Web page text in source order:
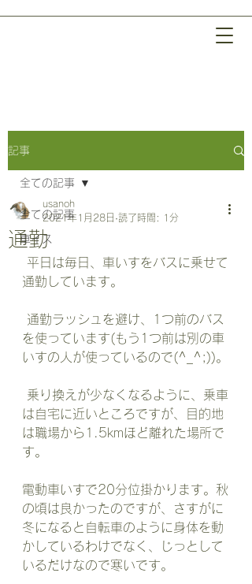
記事
全ての記事
車イス
全ての記事
通勤
usanoh
2021年1月28日 読了時間: 1分
通勤しています。
を使っています(もう1つ前は別の車
いすの人が使っているので(^_^;))。
は自宅に近いところですが、目的地
は職場から1.5kmほど離れた場所で
す。
電動車いすで20分位掛かります。秋
の頃は良かったのですが、さすがに
冬になると自転車のように身体を動
かしているわけでなく、じっとして
いるだけなので寒いです。